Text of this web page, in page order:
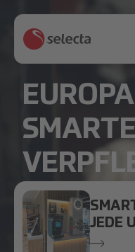
SMARTE
JEDE